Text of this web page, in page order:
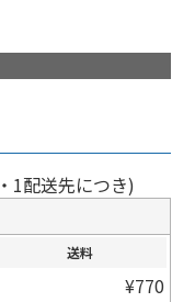
1配送先につき)
送料
¥770
からない
の調べ方
まとめ買い
ら
ォーム